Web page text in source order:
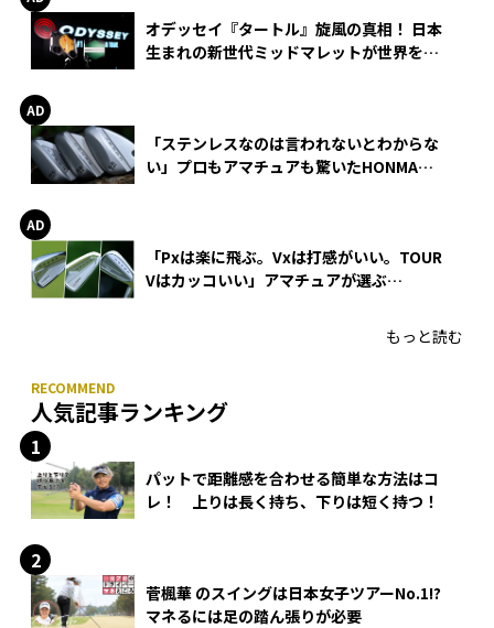
オデッセイ『タートル』旋風の真相！ 日本
生まれの新世代ミッドマレットが世界を席
「ステンレスなのは言われないとわからな
い」プロもアマチュアも驚いたHONMA
「Pxは楽に飛ぶ。Vxは打感がいい。TOUR
Vはカッコいい」アマチュアが選ぶ
もっと読む
人気記事ランキング
パットで距離感を合わせる簡単な方法はコ
レ！ 上りは長く持ち、下りは短く持つ！
菅楓華 のスイングは日本女子ツアーNo.1!?
マネるには足の踏ん張りが必要